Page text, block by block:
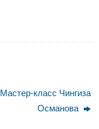
Мастер-класс Чингиза
Османова